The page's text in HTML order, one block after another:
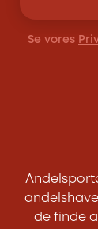
Se vores
de finde